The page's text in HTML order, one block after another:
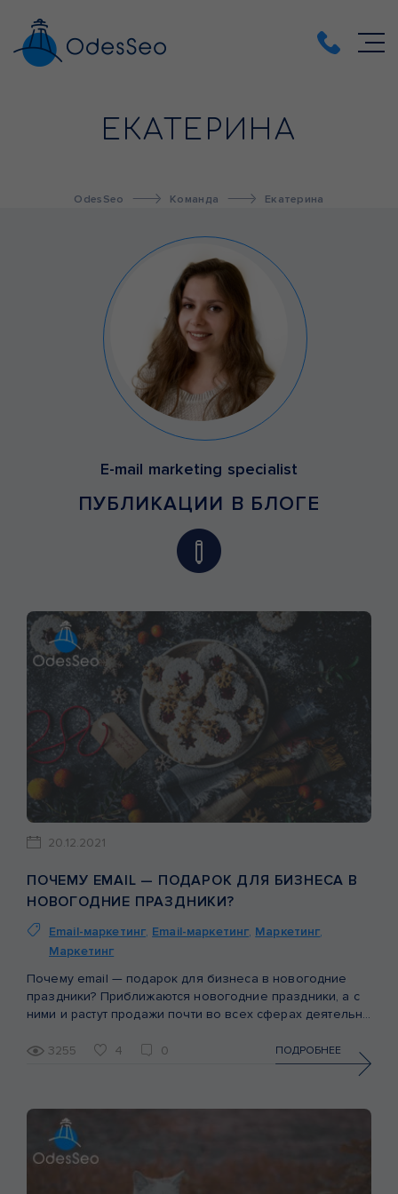
ЕКАТЕРИНА
OdesSeo Команда Екатерина
E-mail marketing specialist
ПУБЛИКАЦИИ В БЛОГЕ
20.12.2021
ПОЧЕМУ EMAIL — ПОДАРОК ДЛЯ БИЗНЕСА В
НОВОГОДНИЕ ПРАЗДНИКИ?
Email-маркетинг, Email-маркетинг, Маркетинг,
Маркетинг
Почему email — подарок для бизнеса в новогодние
праздники? Приближаются новогодние праздники, а с
ними и растут продажи почти во всех сферах деятельности бизнесов. Ведь всем нужно подготовить подарки, наряд, купить билеты куда-то (в отпуск или в театр) и прочее. Но, как мы понимаем, товары на рынке в основном не уникальны, а это значит, что […]
3255 4 0 ПОДРОБНЕЕ